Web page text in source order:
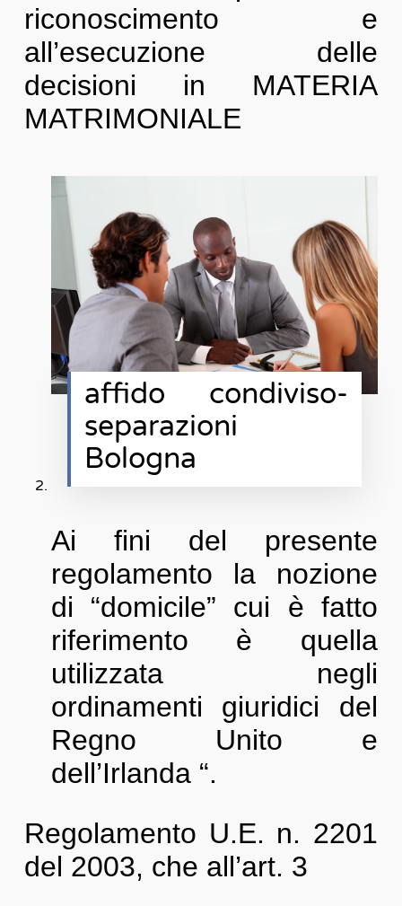
riconoscimento e
all’esecuzione delle
decisioni in MATERIA
MATRIMONIALE
affido condiviso-
separazioni
Bologna
Ai fini del presente
regolamento la nozione
di “domicile” cui è fatto
riferimento è quella
utilizzata negli
ordinamenti giuridici del
Regno Unito e
dell’Irlanda “.
Regolamento U.E. n. 2201
del 2003, che all’art. 3